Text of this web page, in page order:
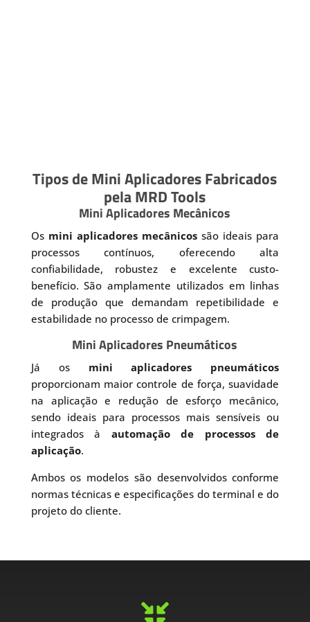
Tipos de Mini Aplicadores Fabricados
pela MRD Tools
Mini Aplicadores Mecânicos
Os mini aplicadores mecânicos são ideais para
processos contínuos, oferecendo alta
confiabilidade, robustez e excelente custo-
benefício. São amplamente utilizados em linhas
de produção que demandam repetibilidade e
estabilidade no processo de crimpagem.
Mini Aplicadores Pneumáticos
Já os mini aplicadores pneumáticos
proporcionam maior controle de força, suavidade
na aplicação e redução de esforço mecânico,
sendo ideais para processos mais sensíveis ou
integrados à automação de processos de
aplicação.
Ambos os modelos são desenvolvidos conforme
normas técnicas e especificações do terminal e do
projeto do cliente.
